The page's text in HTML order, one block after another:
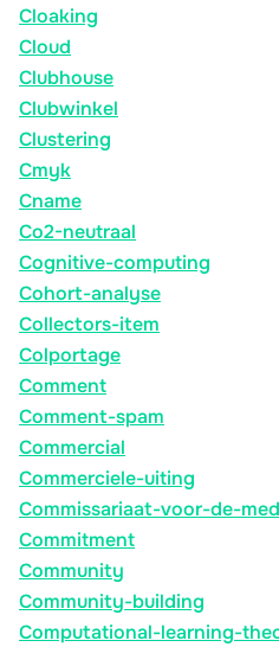
Cloaking
Cloud
Clubhouse
Clubwinkel
Clustering
Cmyk
Cname
Co2-neutraal
Cognitive-computing
Cohort-analyse
Collectors-item
Colportage
Comment
Comment-spam
Commercial
Commerciele-uiting
Commissariaat-voor-de-
Commitment
Community
Community-building
Computational-learning-